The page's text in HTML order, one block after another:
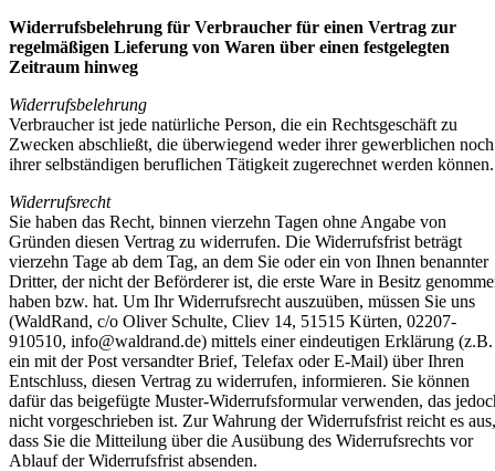
Widerrufsbelehrung für Verbraucher für einen Vertrag zur
regelmäßigen Lieferung von Waren über einen festgelegten
Zeitraum hinweg
Widerrufsbelehrung
Verbraucher ist jede natürliche Person, die ein Rechtsgeschäft zu
Zwecken abschließt, die überwiegend weder ihrer gewerblichen noch
ihrer selbständigen beruflichen Tätigkeit zugerechnet werden können.
Widerrufsrecht
Sie haben das Recht, binnen vierzehn Tagen ohne Angabe von
Gründen diesen Vertrag zu widerrufen. Die Widerrufsfrist beträgt
vierzehn Tage ab dem Tag, an dem Sie oder ein von Ihnen benannter
Dritter, der nicht der Beförderer ist, die erste Ware in Besitz
haben bzw. hat. Um Ihr Widerrufsrecht auszuüben, müssen Sie uns
(WaldRand, c/o Oliver Schulte, Cliev 14, 51515 Kürten, 02207-
910510, info@waldrand.de) mittels einer eindeutigen Erklärung (z.B.
ein mit der Post versandter Brief, Telefax oder E-Mail) über Ihren
Entschluss, diesen Vertrag zu widerrufen, informieren. Sie können
dafür das beigefügte Muster-Widerrufsformular verwenden, das
nicht vorgeschrieben ist. Zur Wahrung der Widerrufsfrist reicht es aus,
dass Sie die Mitteilung über die Ausübung des Widerrufsrechts vor
Ablauf der Widerrufsfrist absenden.